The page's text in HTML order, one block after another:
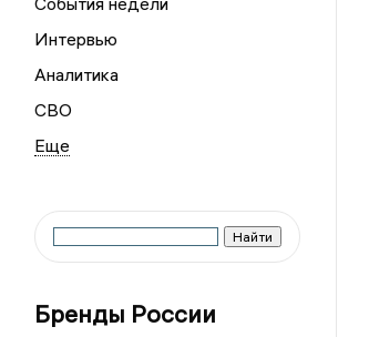
Интервью
Аналитика
СВО
Бренды России